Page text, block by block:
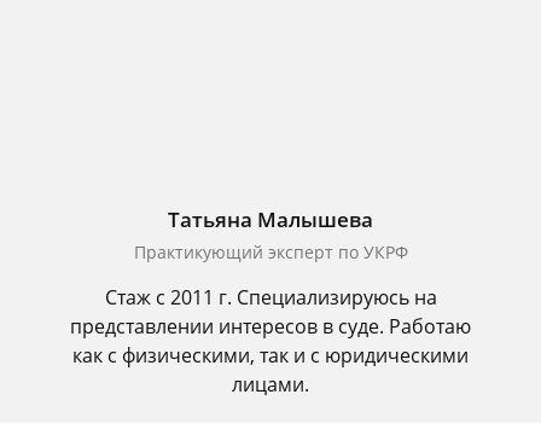
Татьяна Малышева
Практикующий эксперт по УКРФ
Стаж с 2011 г. Специализируюсь на
представлении интересов в суде. Работаю
как с физическими, так и с юридическими
лицами.